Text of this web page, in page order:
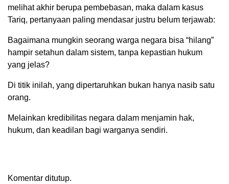
melihat akhir berupa pembebasan, maka dalam kasus
Tariq, pertanyaan paling mendasar justru belum terjawab:
Bagaimana mungkin seorang warga negara bisa “hilang”
hampir setahun dalam sistem, tanpa kepastian hukum
yang jelas?
Di titik inilah, yang dipertaruhkan bukan hanya nasib satu
orang.
Melainkan kredibilitas negara dalam menjamin hak,
hukum, dan keadilan bagi warganya sendiri.
Komentar ditutup.